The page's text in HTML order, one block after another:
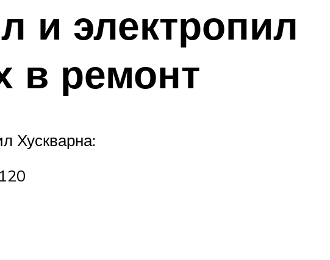
и электропил
в ремонт
Хускварна: